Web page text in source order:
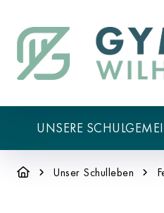
UNSERE
Unser Schulleben